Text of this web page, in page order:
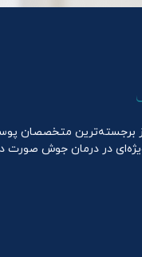
برجسته‌ترین متخصصان
در درمان جوش صورت